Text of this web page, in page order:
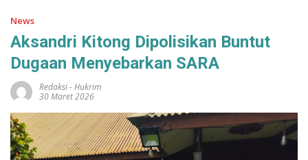
News
Aksandri Kitong Dipolisikan Buntut
Dugaan Menyebarkan SARA
Redaksi-Hukrim
30 Maret 2026